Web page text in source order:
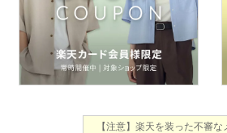
【注意】楽天を装った不審